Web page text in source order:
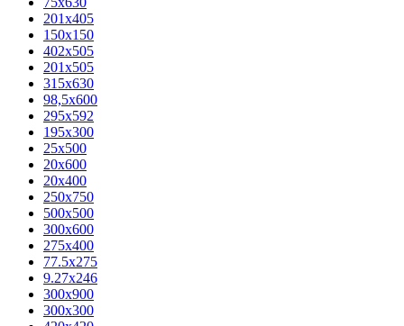
201x405
150x150
402x505
201x505
315x630
98,5х600
295x592
195х300
25x500
20х600
20х400
250x750
500x500
300x600
275x400
77.5х275
9.27x246
300x900
300x300